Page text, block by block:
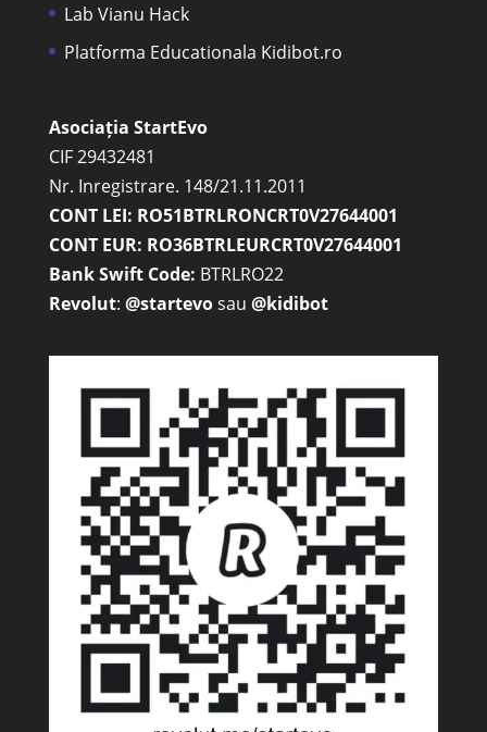
Lab Vianu Hack
Platforma Educationala Kidibot.ro
Asociația StartEvo
CIF 29432481
Nr. Inregistrare. 148/21.11.2011
CONT LEI: RO51BTRLRONCRT0V27644001
CONT EUR: RO36BTRLEURCRT0V27644001
Bank Swift Code: BTRLRO22
Revolut: @startevosau @kidibot